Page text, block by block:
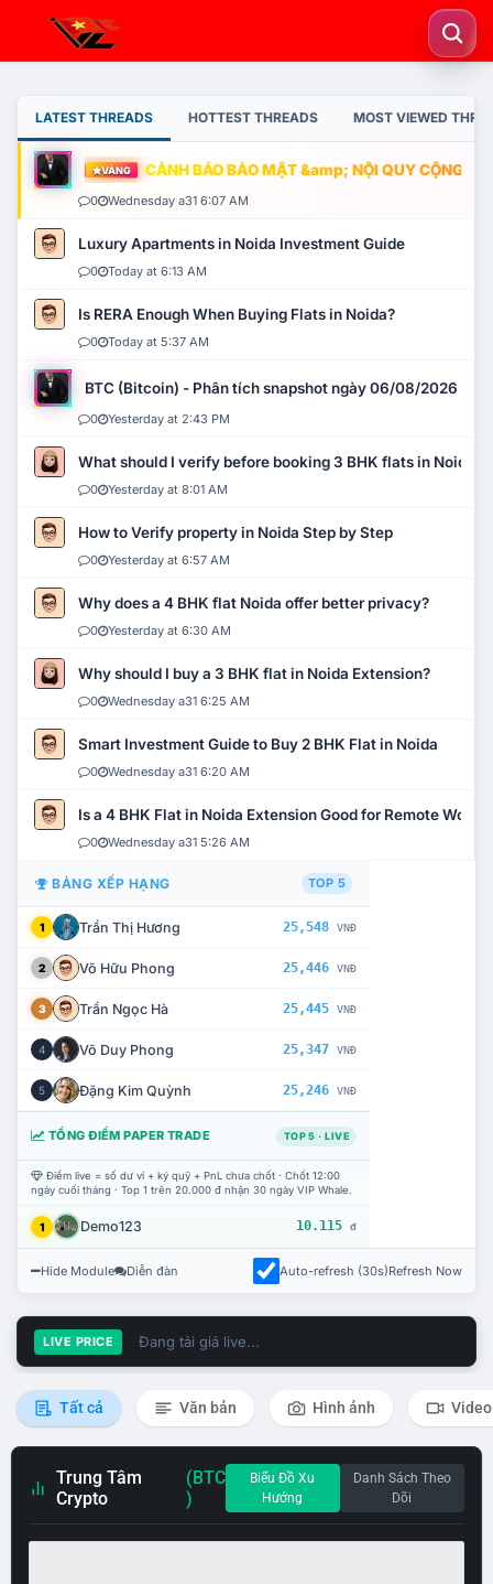
LATEST THREADS HOTTEST THREADS MOST VIEWED
VÀNG CẢNH BÁO BẢO MẬT &amp; NỘI QUY CỘNG
0 Wednesday a31 6:07 AM
Luxury Apartments in Noida Investment Guide
0 Today at 6:13 AM
Is RERA Enough When Buying Flats in Noida?
0 Today at 5:37 AM
BTC (Bitcoin) - Phân tích snapshot ngày 06/08/2026
0 Yesterday at 2:43 PM
What should I verify before booking 3 BHK flats in Noida?
0 Yesterday at 8:01 AM
How to Verify property in Noida Step by Step
0 Yesterday at 6:57 AM
Why does a 4 BHK flat Noida offer better privacy?
0 Yesterday at 6:30 AM
Why should I buy a 3 BHK flat in Noida Extension?
0 Wednesday a31 6:25 AM
Smart Investment Guide to Buy 2 BHK Flat in Noida
0 Wednesday a31 6:20 AM
Is a 4 BHK Flat in Noida Extension Good for Remote Work?
0 Wednesday a31 5:26 AM
BẢNG XẾP HẠNG TOP 5
1 Trần Thị Hương 25,548 VNĐ
2 Võ Hữu Phong 25,446 VNĐ
3 Trần Ngọc Hà 25,445 VNĐ
4 Võ Duy Phong 25,347 VNĐ
5 Đặng Kim Quỳnh 25,246 VNĐ
TỔNG ĐIỂM PAPER TRADE TOP 5 · LIVE
Điểm live = số dư ví + ký quỹ + PnL chưa chốt · Chốt 12:00
ngày cuối tháng · Top 1 trên 20.000 đ nhận 30 ngày VIP Whale.
1 Demo123 10.115 đ
Hide Module Diễn đàn Auto-refresh (30s)Refresh Now
LIVE PRICE Đang tải giá live...
Tất cả Văn bản Hình ảnh Video
Trung Tâm
Crypto
(BTC
)
Biểu Đồ Xu
Hướng
Danh Sách Theo
Dõi